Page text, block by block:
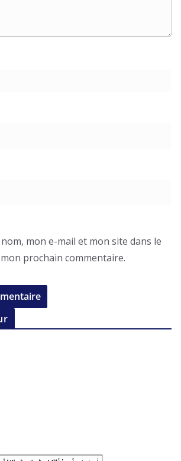
mon e-mail et mon site dans le
prochain commentaire.